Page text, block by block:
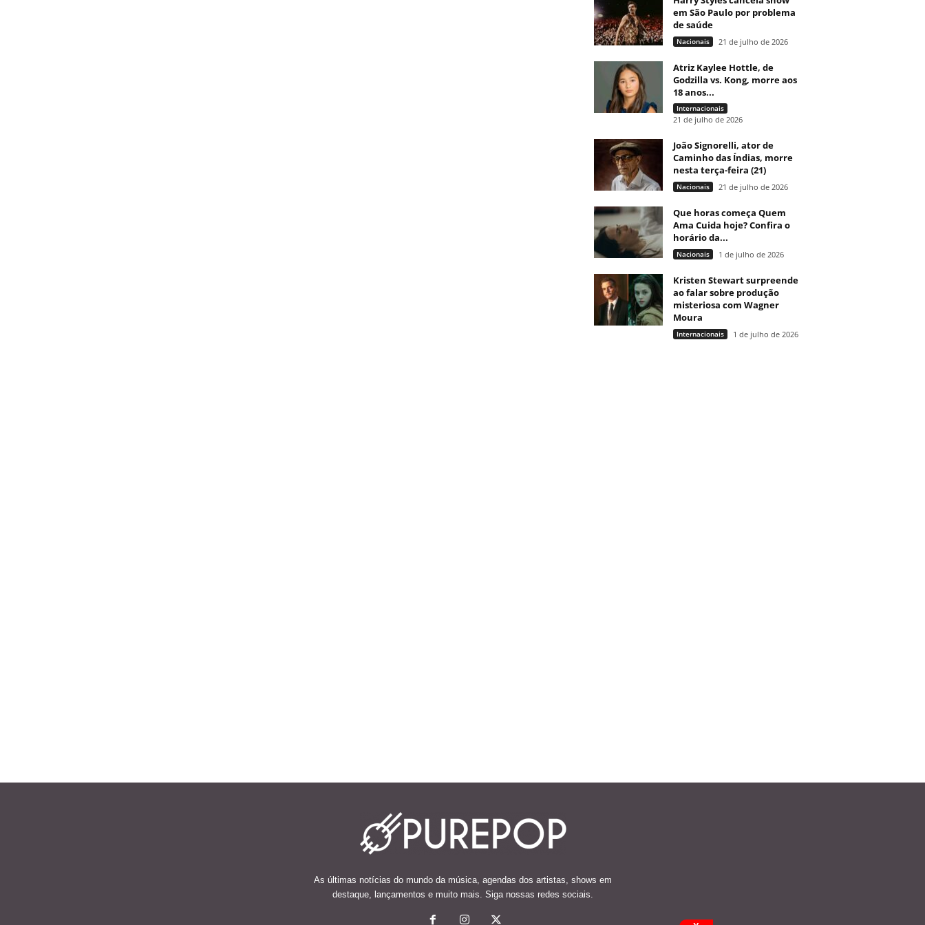
em São Paulo por problema
de saúde
Nacionais 21 de julho de 2026
Atriz Kaylee Hottle, de
Godzilla vs. Kong, morre aos
18 anos...
Internacionais
21 de julho de 2026
João Signorelli, ator de
Caminho das Índias, morre
nesta terça-feira (21)
Nacionais 21 de julho de 2026
Que horas começa Quem
Ama Cuida hoje? Confira o
horário da...
Nacionais 1 de julho de 2026
Kristen Stewart surpreende
ao falar sobre produção
misteriosa com Wagner
Moura
Internacionais 1 de julho de 2026
As últimas notícias do mundo da música, agendas dos artistas, shows em
destaque, lançamentos e muito mais. Siga nossas redes sociais.